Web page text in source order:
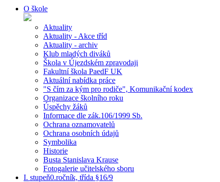
O škole
Aktuality
Aktuality - Akce tříd
Aktuality - archiv
Klub mladých diváků
Škola v Újezdském zpravodaji
Fakultní škola PaedF UK
Aktuální nabídka práce
"S čím za kým pro rodiče", Komunikační kodex
Organizace školního roku
Úspěchy žáků
Informace dle zák.106/1999 Sb.
Ochrana oznamovatelů
Ochrana osobních údajů
Symbolika
Historie
Busta Stanislava Krause
Fotogalerie učitelského sboru
I. stupeň0.ročník, třída §16/9